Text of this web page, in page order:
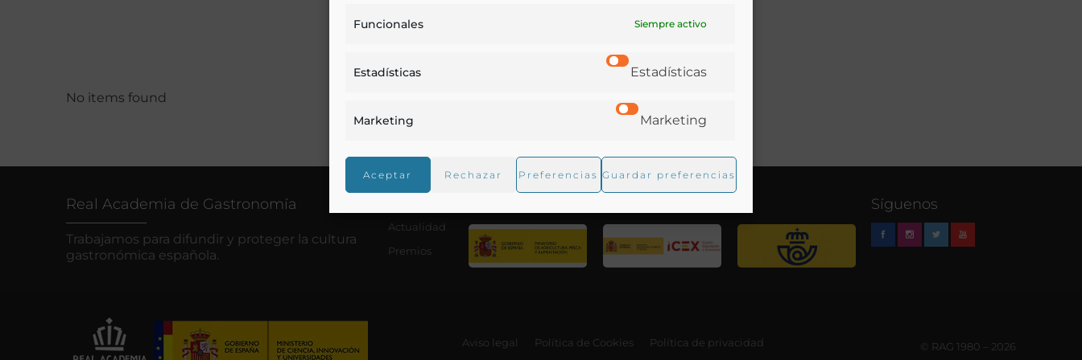
Funcionales Siempre activo
Estadísticas Estadísticas
Marketing Marketing
Aceptar Rechazar Preferencias Guardar preferencias
No items found
Real Academia de Gastronomía
Trabajamos para difundir y proteger la cultura
gastronómica española.
Actualidad
Premios
Síguenos
Aviso legal Política de Cookies Política de privacidad © RAG 1980 – 2026